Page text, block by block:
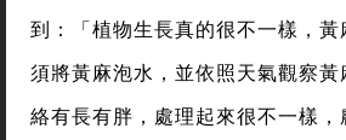
到：「植物生長真的很不一樣，
須將黃麻泡水，並依照天氣觀察
絡有長有胖，處理起來很不一樣